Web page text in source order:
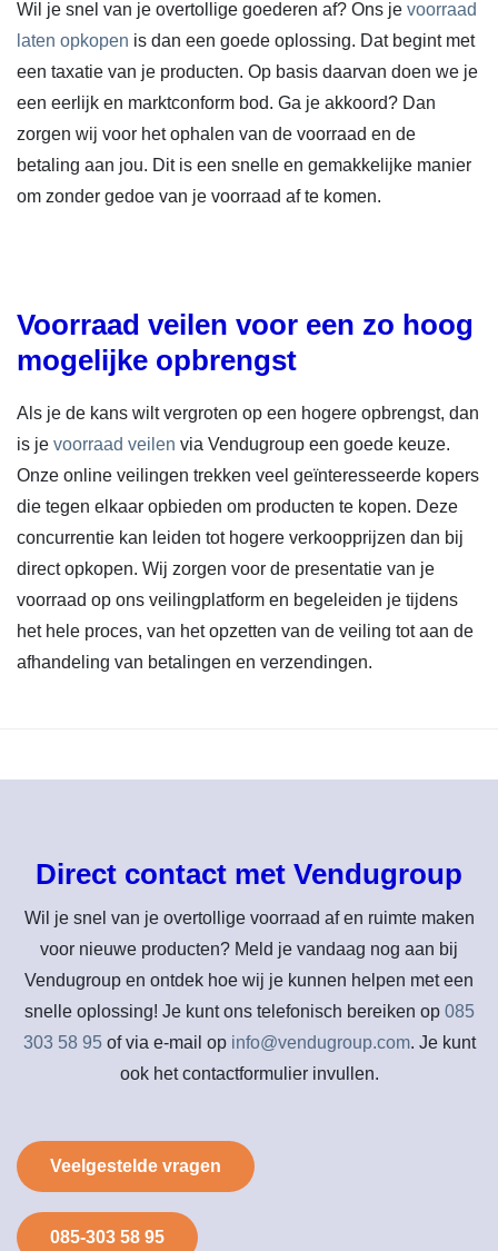
Wil je snel van je overtollige goederen af? Ons je voorraad
laten opkopen is dan een goede oplossing. Dat begint met
een taxatie van je producten. Op basis daarvan doen we je
een eerlijk en marktconform bod. Ga je akkoord? Dan
zorgen wij voor het ophalen van de voorraad en de
betaling aan jou. Dit is een snelle en gemakkelijke manier
om zonder gedoe van je voorraad af te komen.
Voorraad veilen voor een zo hoog
mogelijke opbrengst
Als je de kans wilt vergroten op een hogere opbrengst, dan
is je voorraad veilen via Vendugroup een goede keuze.
Onze online veilingen trekken veel geïnteresseerde kopers
die tegen elkaar opbieden om producten te kopen. Deze
concurrentie kan leiden tot hogere verkoopprijzen dan bij
direct opkopen. Wij zorgen voor de presentatie van je
voorraad op ons veilingplatform en begeleiden je tijdens
het hele proces, van het opzetten van de veiling tot aan de
afhandeling van betalingen en verzendingen.
Direct contact met Vendugroup
Wil je snel van je overtollige voorraad af en ruimte maken
voor nieuwe producten? Meld je vandaag nog aan bij
Vendugroup en ontdek hoe wij je kunnen helpen met een
snelle oplossing! Je kunt ons telefonisch bereiken op 085
303 58 95of via e-mail op info@vendugroup.com. Je kunt
ook het contactformulier invullen.
Veelgestelde vragen
085-303 58 95